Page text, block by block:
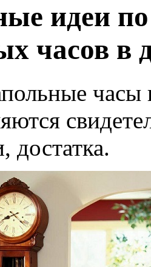
идеи
часов в
часы
достатка.